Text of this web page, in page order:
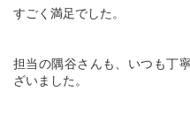
すごく満足でした。
担当の隅谷さんも、いつも丁
ざいました。